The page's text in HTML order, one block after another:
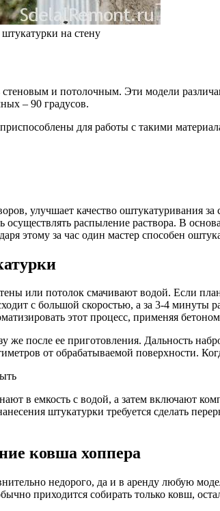
на стену
и потолочным. Эти модели
– 90 градусов.
для работы с такими
улучшает качество оштукатуривания
осуществлять распыление раствора. В
этому за час один мастер способен
или потолок смачивают водой. Если
с большой скоростью, а за 3-4 минуты
этот процесс, применяя
же после ее приготовления. Дальность
от обрабатываемой поверхности.
в емкость с водой, а затем включают
штукатурки требуется сделать
ковша хоппера
недорого, да и в аренду любую
приходится собирать только ковш,